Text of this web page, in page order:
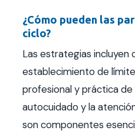
¿Cómo pueden las
ciclo?
Las estrategias incluyen
establecimiento de
profesional y práctica
autocuidado y la
son componentes